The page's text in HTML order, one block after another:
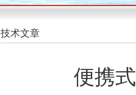
技术文章
便携